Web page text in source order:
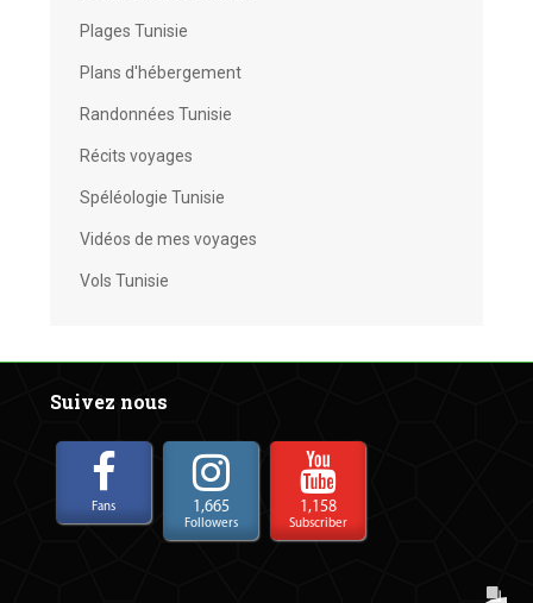
Plages Tunisie
Plans d'hébergement
Randonnées Tunisie
Récits voyages
Spéléologie Tunisie
Vidéos de mes voyages
Vols Tunisie
Suivez nous
Fans 1,665
Followers
1,158
Subscriber